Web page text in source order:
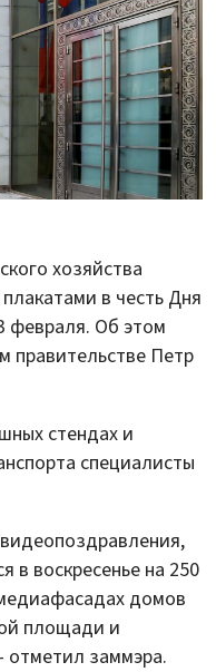
хозяйства
в честь Дня
февраля. Об этом
правительстве Петр
стендах и
специалисты
в воскресенье на 250
домов
площади и
заммэра.